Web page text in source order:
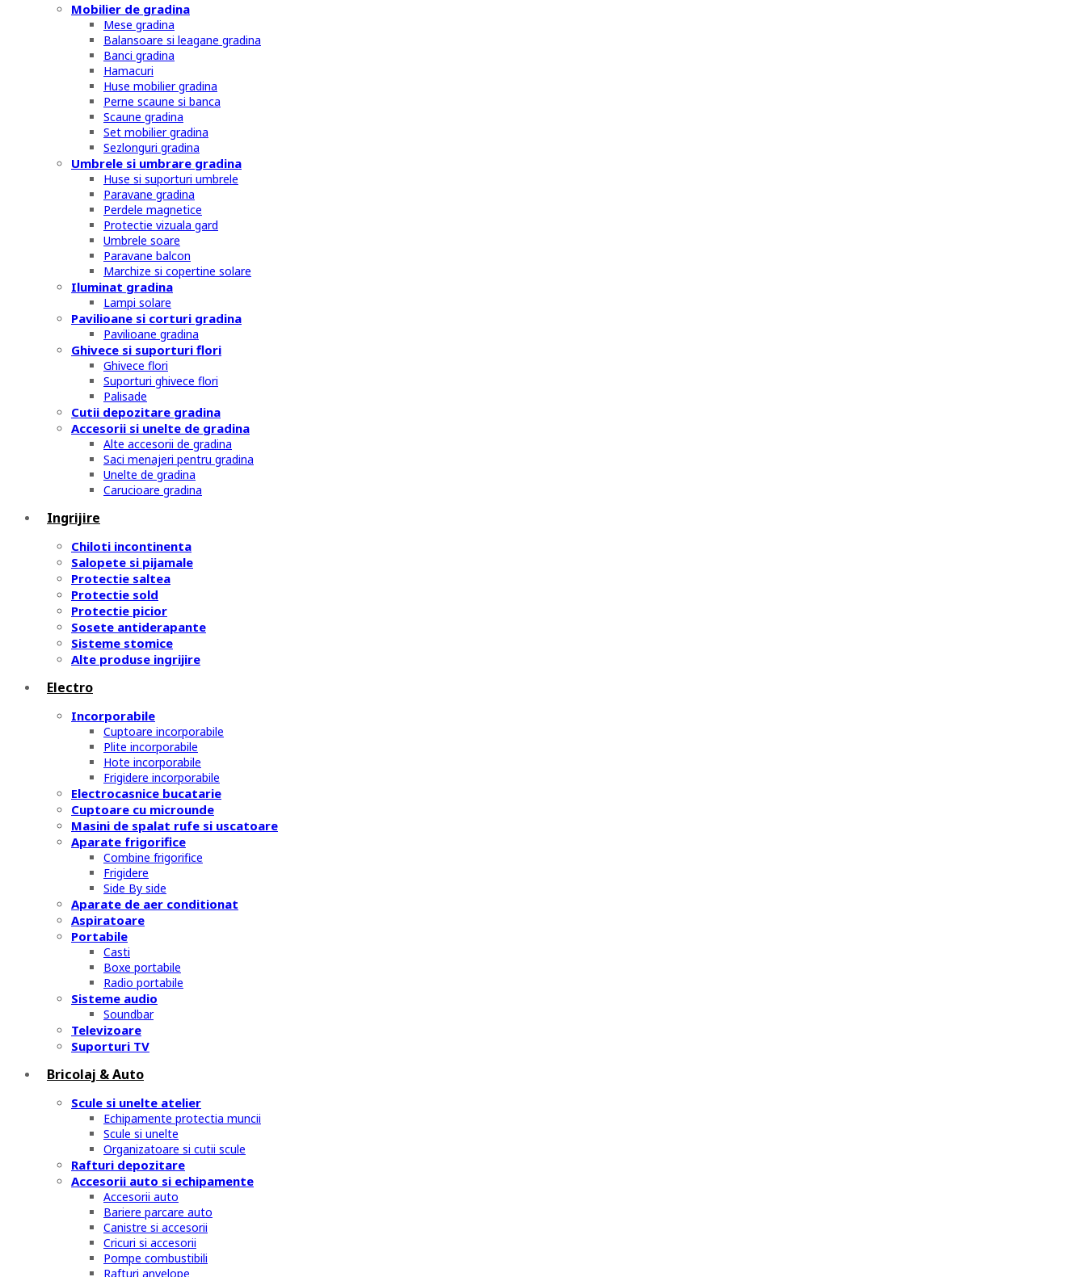
Mobilier de gradina
Mese gradina
Balansoare si leagane gradina
Banci gradina
Hamacuri
Huse mobilier gradina
Perne scaune si banca
Scaune gradina
Set mobilier gradina
Sezlonguri gradina
Umbrele si umbrare gradina
Huse si suporturi umbrele
Paravane gradina
Perdele magnetice
Protectie vizuala gard
Umbrele soare
Paravane balcon
Marchize si copertine solare
Iluminat gradina
Lampi solare
Pavilioane si corturi gradina
Pavilioane gradina
Ghivece si suporturi flori
Ghivece flori
Suporturi ghivece flori
Palisade
Cutii depozitare gradina
Accesorii si unelte de gradina
Alte accesorii de gradina
Saci menajeri pentru gradina
Unelte de gradina
Carucioare gradina
Ingrijire
Chiloti incontinenta
Salopete si pijamale
Protectie saltea
Protectie sold
Protectie picior
Sosete antiderapante
Sisteme stomice
Alte produse ingrijire
Electro
Incorporabile
Cuptoare incorporabile
Plite incorporabile
Hote incorporabile
Frigidere incorporabile
Electrocasnice bucatarie
Cuptoare cu microunde
Masini de spalat rufe si uscatoare
Aparate frigorifice
Combine frigorifice
Frigidere
Side By side
Aparate de aer conditionat
Aspiratoare
Portabile
Casti
Boxe portabile
Radio portabile
Sisteme audio
Soundbar
Televizoare
Suporturi TV
Bricolaj & Auto
Scule si unelte atelier
Echipamente protectia muncii
Scule si unelte
Organizatoare si cutii scule
Rafturi depozitare
Accesorii auto si echipamente
Accesorii auto
Bariere parcare auto
Canistre si accesorii
Cricuri si accesorii
Pompe combustibili
Rafturi anvelope